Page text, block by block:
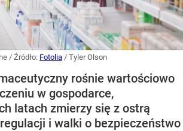
/ Źródło: Fotolia / Tyler Olson
rośnie wartościowo
w gospodarce,
latach zmierzy się z ostrą
i walki o bezpieczeństwo